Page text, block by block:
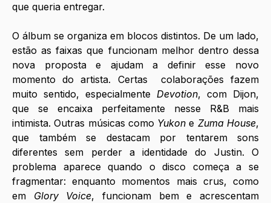
que queria entregar.
O álbum se organiza em blocos distintos. De um lado,
estão as faixas que funcionam melhor dentro dessa
nova proposta e ajudam a definir esse novo
momento do artista. Certas  colaborações fazem
muito sentido, especialmente Devotion, com Dijon,
que se encaixa perfeitamente nesse R&B mais
intimista. Outras músicas como Yukon e Zuma House,
que também se destacam por tentarem sons
diferentes sem perder a identidade do Justin. O
problema aparece quando o disco começa a se
fragmentar: enquanto momentos mais crus, como
em Glory Voice, funcionam bem e acrescentam